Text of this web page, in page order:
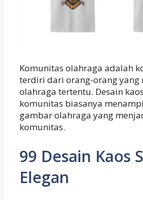
Komunitas olahraga adalah
terdiri dari orang-orang yang
olahraga tertentu. Desain
komunitas biasanya
gambar olahraga yang
komunitas.
99 Desain Kaos
Elegan